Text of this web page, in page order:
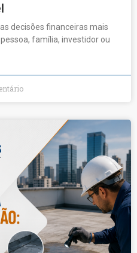
decisões financeiras mais
família, investidor ou